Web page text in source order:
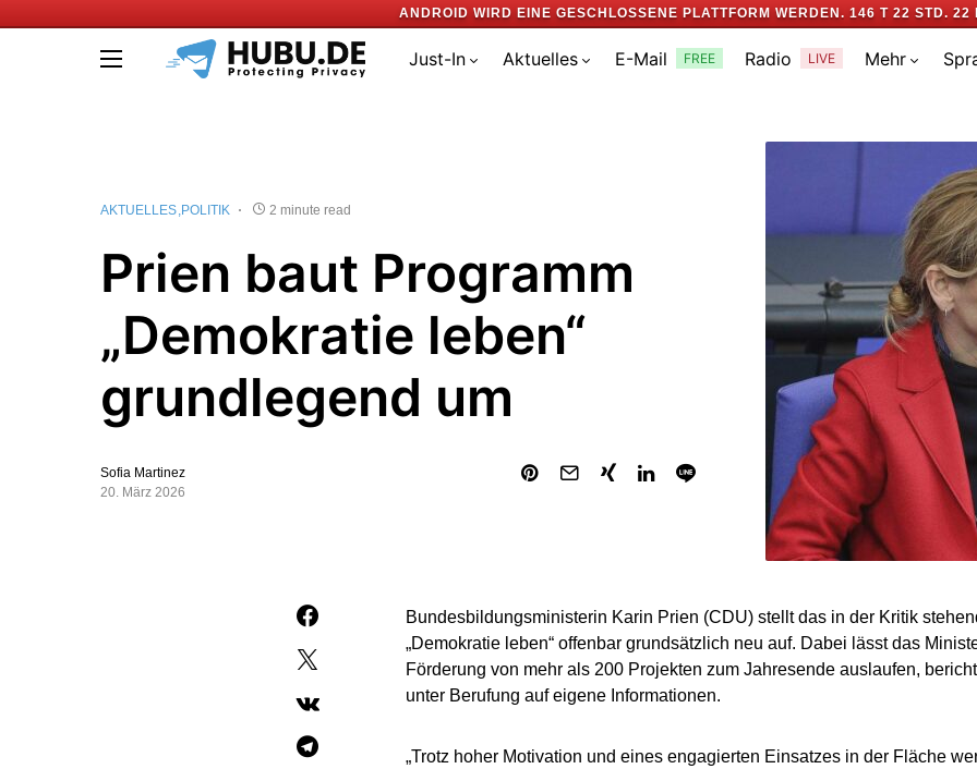
ANDROID WIRD EINE GESCHLOSSENE PLATTFORM WERDEN. 146 T 22 STD. 22
Just-In Aktuelles E-Mail FREE Radio LIVE Mehr
AKTUELLES POLITIK 2 minute read
Prien baut Programm
„Demokratie leben“
grundlegend um
Sofia Martinez
20. März 2026
Bundesbildungsministerin Karin Prien (CDU) stellt das in der Kritik
„Demokratie leben“ offenbar grundsätzlich neu auf. Dabei lässt das
Förderung von mehr als 200 Projekten zum Jahresende auslaufen,
unter Berufung auf eigene Informationen.
„Trotz hoher Motivation und eines engagierten Einsatzes in der Fläche